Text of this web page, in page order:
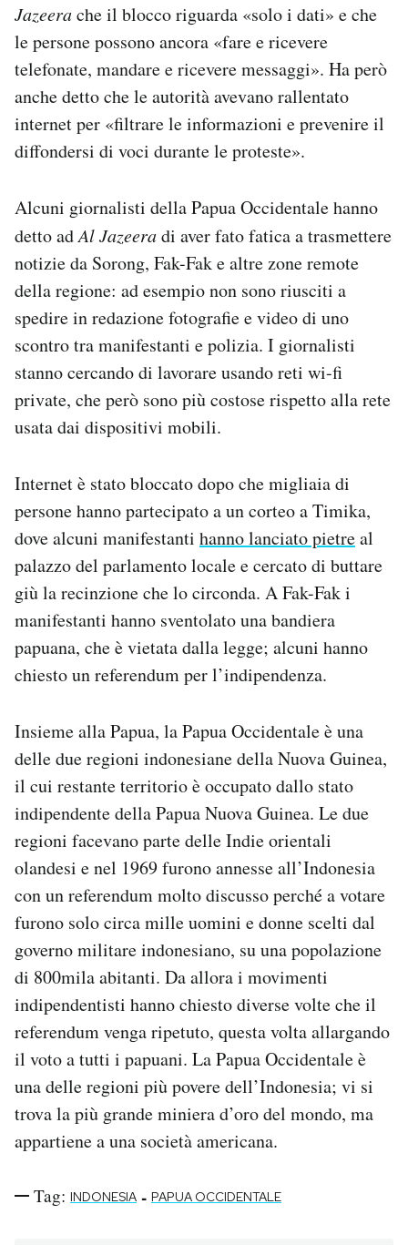
Jazeerache il blocco riguarda «solo i dati» e che
le persone possono ancora «fare e ricevere
telefonate, mandare e ricevere messaggi». Ha però
anche detto che le autorità avevano rallentato
internet per «filtrare le informazioni e prevenire il
diffondersi di voci durante le proteste».
Alcuni giornalisti della Papua Occidentale hanno
detto adAl Jazeeradi aver fato fatica a trasmettere
notizie da Sorong, Fak-Fak e altre zone remote
della regione: ad esempio non sono riusciti a
spedire in redazione fotografie e video di uno
scontro tra manifestanti e polizia. I giornalisti
stanno cercando di lavorare usando reti wi-fi
private, che però sono più costose rispetto alla rete
usata dai dispositivi mobili.
Internet è stato bloccato dopo che migliaia di
persone hanno partecipato a un corteo a Timika,
dove alcuni manifestanti hanno lanciato pietreal
palazzo del parlamento locale e cercato di buttare
giù la recinzione che lo circonda. A Fak-Fak i
manifestanti hanno sventolato una bandiera
papuana, che è vietata dalla legge; alcuni hanno
chiesto un referendum per l’indipendenza.
Insieme alla Papua, la Papua Occidentale è una
delle due regioni indonesiane della Nuova Guinea,
il cui restante territorio è occupato dallo stato
indipendente della Papua Nuova Guinea. Le due
regioni facevano parte delle Indie orientali
olandesi e nel 1969 furono annesse all’Indonesia
con un referendum molto discusso perché a votare
furono solo circa mille uomini e donne scelti dal
governo militare indonesiano, su una popolazione
di 800mila abitanti. Da allora i movimenti
indipendentisti hanno chiesto diverse volte che il
referendum venga ripetuto, questa volta allargando
il voto a tutti i papuani. La Papua Occidentale è
una delle regioni più povere dell’Indonesia; vi si
trova la più grande miniera d’oro del mondo, ma
appartiene a una società americana.
Tag: INDONESIA - PAPUA OCCIDENTALE